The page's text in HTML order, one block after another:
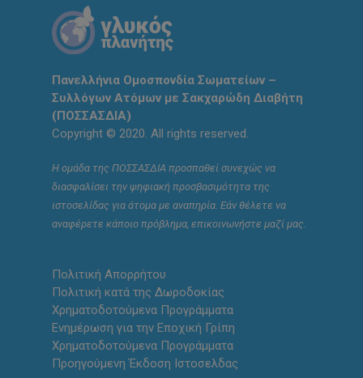
Πανελλήνια Ομοσπονδία Σωματείων –
Συλλόγων Ατόμων με Σακχαρώδη Διαβήτη
(ΠΟΣΣΑΣΔΙΑ)
Copyright © 2020. All rights reserved.
Η ομάδα της ΠΟΣΣΑΣΔΙΑ προσπαθεί συνεχώς να
διασφαλίσει την ψηφιακή προσβασιμότητα της
ιστοσελίδας για άτομα με αναπηρία. Εάν θέλετε να
αναφέρετε κάποιο πρόβλημα, επικοινωνήστε μαζί μας.
Πολιτική Απορρήτου
Πολιτική κατά της Δωροδοκίας
Χρηματοδοτούμενα Προγράμματα
Ενημέρωση για την Εποχική Γρίπη
Χρηματοδοτούμενα Προγράμματα
Προηγούμενη Έκδοση Ιστοσελδας